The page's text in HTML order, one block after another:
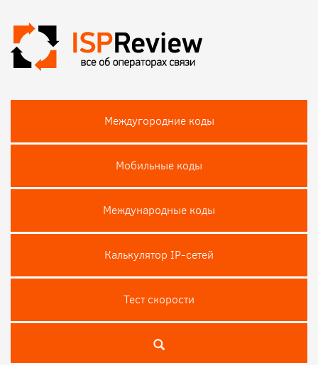
Междугородние коды
Мобильные коды
Международные коды
Калькулятор IP-сетей
Тест скороcти